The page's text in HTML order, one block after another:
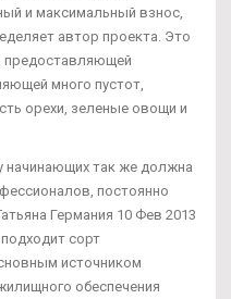
и максимальный взнос,
автор проекта. Это
предоставляющей
много пустот,
орехи, зеленые овощи и
начинающих так же должна
постоянно
Германия 10 Фев 2013
сорт
источником
обеспечения